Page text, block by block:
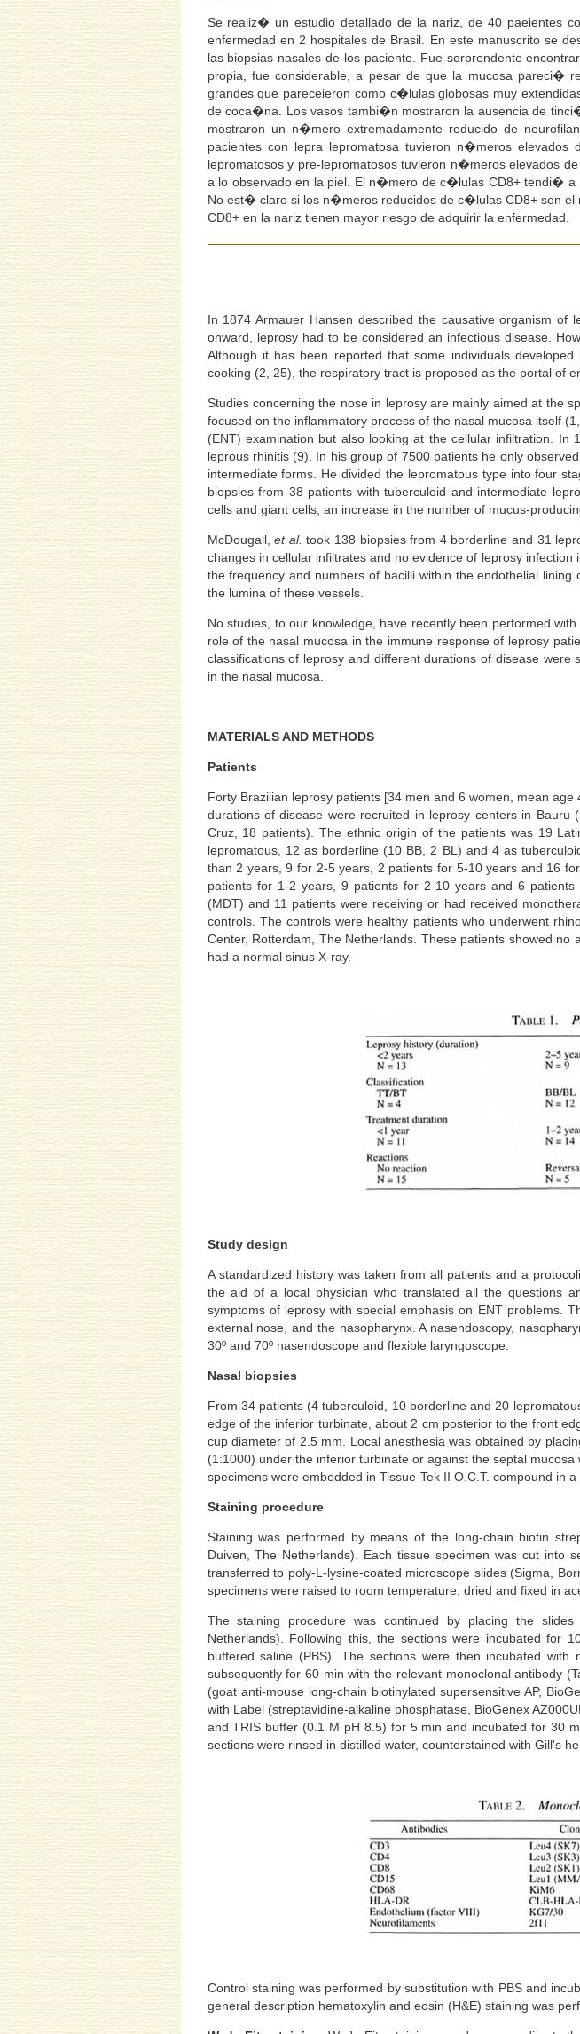
Se realiz� un estudio detallado de la nariz, de 40 paeientes
enfermedad en 2 hospitales de Brasil. En este manuscrito se
las biopsias nasales de los paciente. Fue sorprendente
propia, fue considerable, a pesar de que la mucosa pareci�
grandes que pareceieron como c�lulas globosas muy
de coca�na. Los vasos tambi�n mostraron la ausencia de
mostraron un n�mero extremadamente reducido de
pacientes con lepra lepromatosa tuvieron n�meros
lepromatosos y pre-lepromatosos tuvieron n�meros elevados
a lo observado en la piel. El n�mero de c�lulas CD8+ tendi�
No est� claro si los n�meros reducidos de c�lulas CD8+ son
CD8+ en la nariz tienen mayor riesgo de adquirir la enfermedad.
In 1874 Armauer Hansen described the causative organism of
onward, leprosy had to be considered an infectious disease.
Although it has been reported that some individuals
cooking (2, 25), the respiratory tract is proposed as the portal of
Studies concerning the nose in leprosy are mainly aimed at the
focused on the inflammatory process of the nasal mucosa itself
(ENT) examination but also looking at the cellular infiltration. In
leprous rhinitis (9). In his group of 7500 patients he only
intermediate forms. He divided the lepromatous type into four
biopsies from 38 patients with tuberculoid and intermediate
cells and giant cells, an increase in the number of mucus-
McDougall,et al. took 138 biopsies from 4 borderline and 31
changes in cellular infiltrates and no evidence of leprosy
the frequency and numbers of bacilli within the endothelial
the lumina of these vessels.
No studies, to our knowledge, have recently been performed
role of the nasal mucosa in the immune response of leprosy
classifications of leprosy and different durations of disease
in the nasal mucosa.
MATERIALS AND METHODS
Patients
Forty Brazilian leprosy patients [34 men and 6 women, mean
durations of disease were recruited in leprosy centers in
Cruz, 18 patients). The ethnic origin of the patients was 19
lepromatous, 12 as borderline (10 BB, 2 BL) and 4 as
than 2 years, 9 for 2-5 years, 2 patients for 5-10 years and 16
patients for 1-2 years, 9 patients for 2-10 years and 6
(MDT) and 11 patients were receiving or had received
controls. The controls were healthy patients who underwent
Center, Rotterdam, The Netherlands. These patients showed
had a normal sinus X-ray.
Study design
A standardized history was taken from all patients and a
the aid of a local physician who translated all the questions
symptoms of leprosy with special emphasis on ENT problems.
external nose, and the nasopharynx. A nasendoscopy,
30º and 70º nasendoscope and flexible laryngoscope.
Nasal biopsies
From 34 patients (4 tuberculoid, 10 borderline and 20
edge of the inferior turbinate, about 2 cm posterior to the front
cup diameter of 2.5 mm. Local anesthesia was obtained by
(1:1000) under the inferior turbinate or against the septal
specimens were embedded in Tissue-Tek II O.C.T. compound in
Staining procedure
Staining was performed by means of the long-chain biotin
Duiven, The Netherlands). Each tissue specimen was cut into
transferred to poly-L-lysine-coated microscope slides (Sigma,
specimens were raised to room temperature, dried and fixed in
The staining procedure was continued by placing the
Netherlands). Following this, the sections were incubated for
buffered saline (PBS). The sections were then incubated
subsequently for 60 min with the relevant monoclonal antibody
(goat anti-mouse long-chain biotinylated supersensitive AP,
with Label (streptavidine-alkaline phosphatase, BioGenex
and TRIS buffer (0.1 M pH 8.5) for 5 min and incubated for 30
sections were rinsed in distilled water, counterstained with Gill's
Control staining was performed by substitution with PBS and
general description hematoxylin and eosin (H&E) staining was